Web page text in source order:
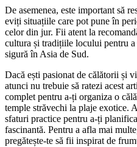
De asemenea, este important să
eviți situațiile care pot pune în
celor din jur. Fii atent la
cultura și tradițiile locului pentru a
sigură în Asia de Sud.
Dacă ești pasionat de călătorii și
atunci nu trebuie să ratezi acest
complet pentru a-ți organiza o
temple străvechi la plaje exotice.
sfaturi practice pentru a-ți
fascinantă. Pentru a afla mai
pregătește-te să fii inspirat de